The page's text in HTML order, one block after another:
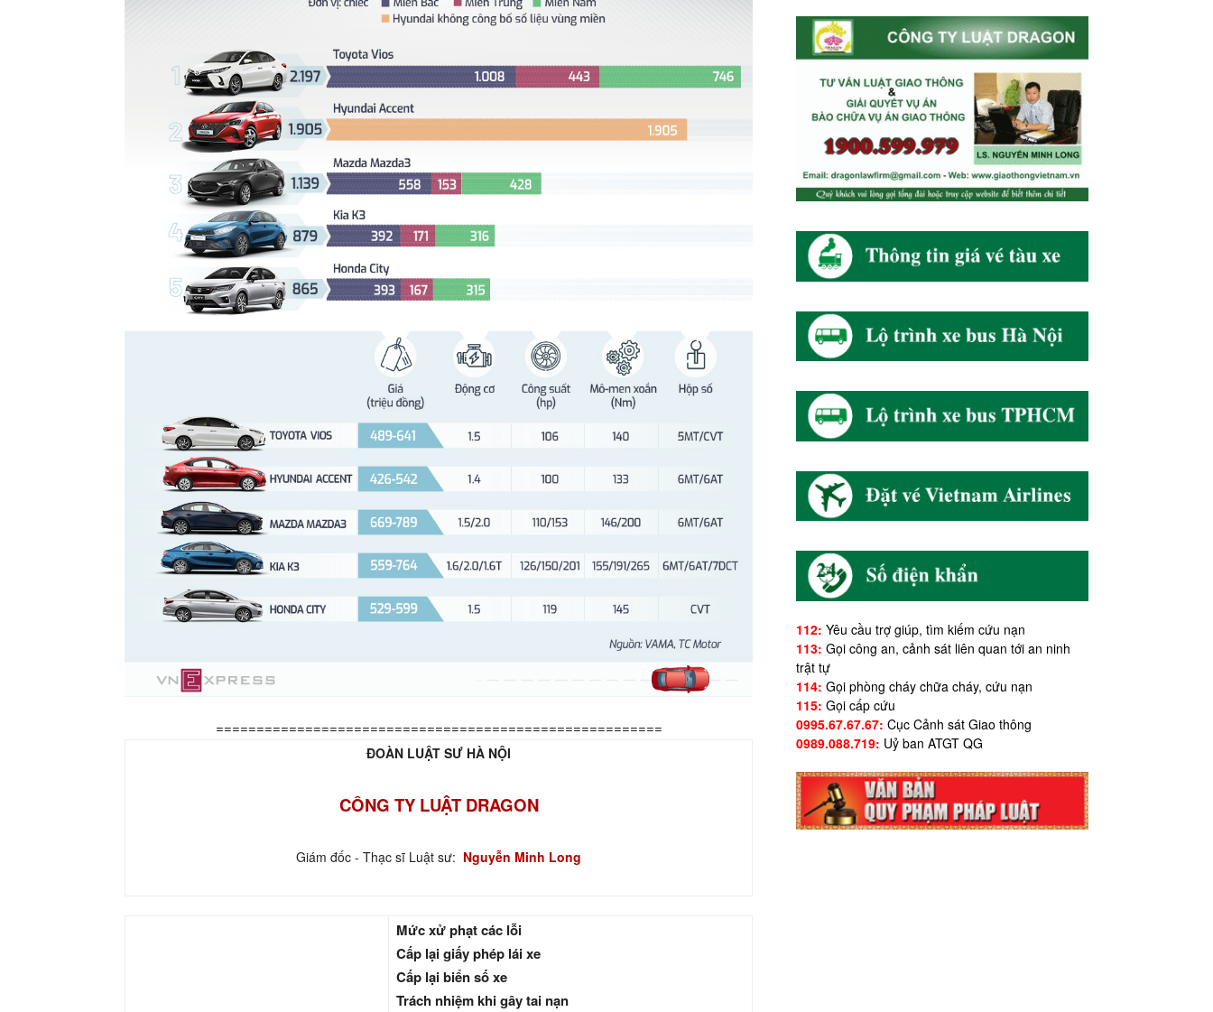
=======================================================
ĐOÀN LUẬT SƯ HÀ NỘI
CÔNG TY LUẬT DRAGON
Giám đốc - Thạc sĩ Luật sư: Nguyễn Minh Long
Mức xử phạt các lỗi
Cấp lại giấy phép lái xe
Cấp lại biển số xe
Trách nhiệm khi gây tai nạn
112: Yêu cầu trợ giúp, tìm kiếm cứu nạn
113: Gọi công an, cảnh sát liên quan tới an ninh
trật tự
114: Gọi phòng cháy chữa cháy, cứu nạn
115: Gọi cấp cứu
0995.67.67.67: Cục Cảnh sát Giao thông
0989.088.719: Uỷ ban ATGT QG